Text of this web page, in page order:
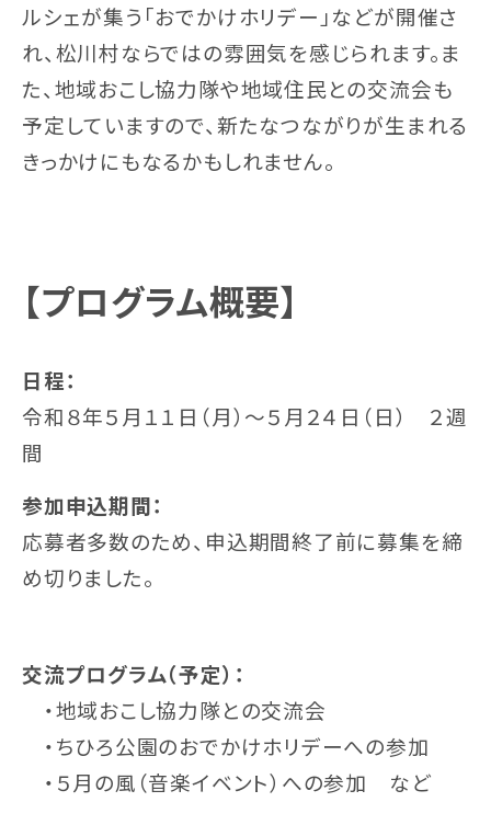
ルシェが集う「おでかけホリデー」などが開催さ
れ、松川村ならではの雰囲気を感じられます。ま
た、地域おこし協力隊や地域住民との交流会も
予定していますので、新たなつながりが生まれる
きっかけにもなるかもしれません。
【プログラム概要】
日程：
令和８年５月１１日（月）〜５月２４日（日） ２週
間
参加申込期間：
応募者多数のため、申込期間終了前に募集を締
め切りました。
交流プログラム（予定）：
・地域おこし協力隊との交流会
・ちひろ公園のおでかけホリデーへの参加
・５月の風（音楽イベント）への参加 など